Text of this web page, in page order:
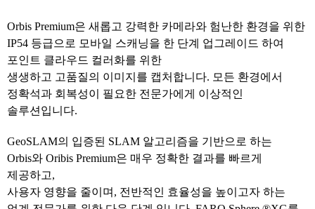
Orbis Premium은 새롭고 강력한 카메라와 험난한 환경을 위한
IP54 등급으로 모바일 스캐닝을 한 단계 업그레이드 하여
포인트 클라우드 컬러화를 위한
생생하고 고품질의 이미지를 캡처합니다. 모든 환경에서
정확석과 회복성이 필요한 전문가에게 이상적인
솔루션입니다.
GeoSLAM의 입증된 SLAM 알고리즘을 기반으로 하는
Orbis와 Oribis Premium은 매우 정확한 결과를 빠르게
제공하고,
사용자 영향을 줄이며, 전반적인 효율성을 높이고자 하는